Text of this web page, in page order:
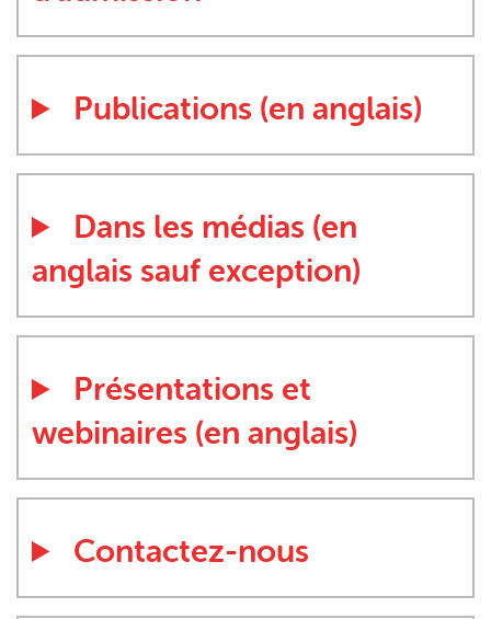
Publications (en anglais)
Dans les médias (en
anglais sauf exception)
Présentations et
webinaires (en anglais)
Contactez-nous